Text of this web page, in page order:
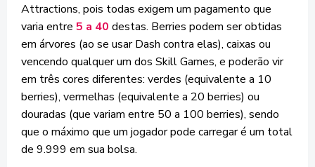
Attractions, pois todas exigem um pagamento que
varia entre 5 a 40 destas. Berries podem ser obtidas
em árvores (ao se usar Dash contra elas), caixas ou
vencendo qualquer um dos Skill Games, e poderão vir
em três cores diferentes: verdes (equivalente a 10
berries), vermelhas (equivalente a 20 berries) ou
douradas (que variam entre 50 a 100 berries), sendo
que o máximo que um jogador pode carregar é um total
de 9.999 em sua bolsa.